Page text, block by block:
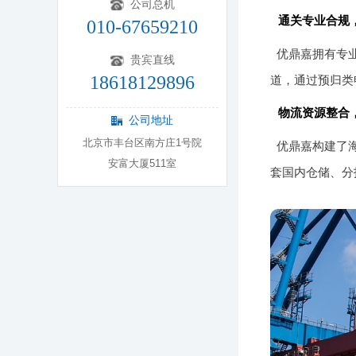
公司总机
010-67659210
贵宾直线
18618129896
公司地址
北京市丰台区南方庄1号院
安富大厦511室
通关专业合规
优鼎嘉拥有专
道，通过预归
物流资源整合
优鼎嘉构建了
套国内仓储、